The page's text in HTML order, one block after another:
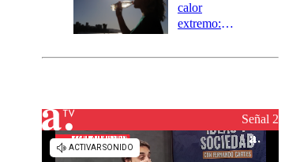
calor
extremo:
activa Alerta
Señal 2